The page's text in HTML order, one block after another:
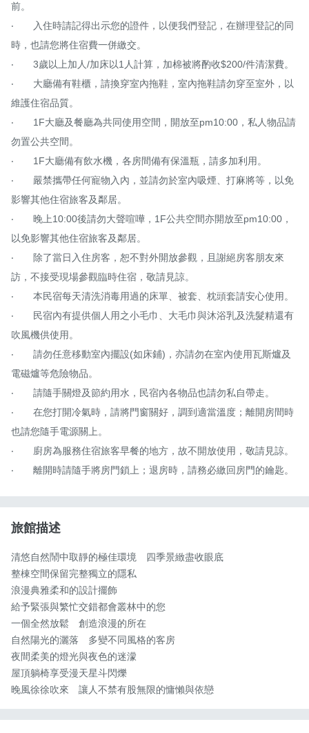
前。
‧	入住時請記得出示您的證件，以便我們登記，在辦理登記的同
時，也請您將住宿費一併繳交。
‧	3歲以上加人/加床以1人計算，加棉被將酌收$200/件清潔費。
‧	大廳備有鞋櫃，請換穿室內拖鞋，室內拖鞋請勿穿至室外，以
維護住宿品質。
‧	1F大廳及餐廳為共同使用空間，開放至pm10:00，私人物品請
勿置公共空間。
‧	1F大廳備有飲水機，各房間備有保溫瓶，請多加利用。
‧	嚴禁攜帶任何寵物入內，並請勿於室內吸煙、打麻將等，以免
影響其他住宿旅客及鄰居。
‧	晚上10:00後請勿大聲喧嘩，1F公共空間亦開放至pm10:00，
以免影響其他住宿旅客及鄰居。
‧	除了當日入住房客，恕不對外開放參觀，且謝絕房客朋友來
訪，不接受現場參觀臨時住宿，敬請見諒。
‧	本民宿每天清洗消毒用過的床單、被套、枕頭套請安心使用。
‧	民宿內有提供個人用之小毛巾、大毛巾與沐浴乳及洗髮精還有
吹風機供使用。
‧	請勿任意移動室內擺設(如床鋪)，亦請勿在室內使用瓦斯爐及
電磁爐等危險物品。
‧	請隨手關燈及節約用水，民宿內各物品也請勿私自帶走。
‧	在您打開冷氣時，請將門窗關好，調到適當溫度；離開房間時
也請您隨手電源關上。
‧	廚房為服務住宿旅客早餐的地方，故不開放使用，敬請見諒。
‧	離開時請隨手將房門鎖上；退房時，請務必繳回房門的鑰匙。
旅館描述
清悠自然鬧中取靜的極佳環境　四季景緻盡收眼底
整棟空間保留完整獨立的隱私
浪漫典雅柔和的設計擺飾
給予緊張與繁忙交錯都會叢林中的您
一個全然放鬆　創造浪漫的所在
自然陽光的灑落　多變不同風格的客房
夜間柔美的燈光與夜色的迷濛
屋頂躺椅享受漫天星斗閃爍
晚風徐徐吹來　讓人不禁有股無限的慵懶與依戀